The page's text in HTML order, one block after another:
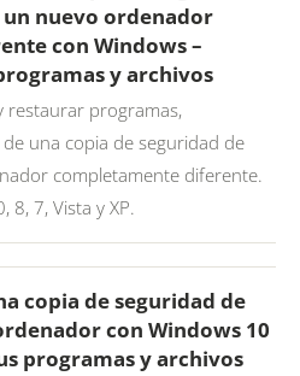
nuevo ordenador
con Windows –
y archivos
restaurar programas,
una copia de seguridad de
completamente diferente.
8, 7, Vista y XP.
copia de seguridad de
con Windows 10
programas y archivos